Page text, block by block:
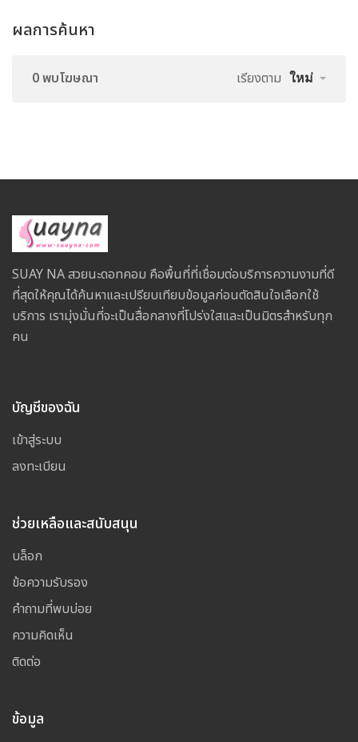
ผลการค้นหา
0 พบโฆษณา เรียงตาม ใหม่
SUAY NA สวยนะดอทคอม คือพื้นที่ที่เชื่อมต่อบริการความงามที่ดี
ที่สุดให้คุณได้ค้นหาและเปรียบเทียบข้อมูลก่อนตัดสินใจเลือกใช้
บริการ เรามุ่งมั่นที่จะเป็นสื่อกลางที่โปร่งใสและเป็นมิตรสำหรับทุก
คน
บัญชีของฉัน
เข้าสู่ระบบ
ลงทะเบียน
ช่วยเหลือและสนับสนุน
บล็อก
ข้อความรับรอง
คำถามที่พบบ่อย
ความคิดเห็น
ติดต่อ
ข้อมูล